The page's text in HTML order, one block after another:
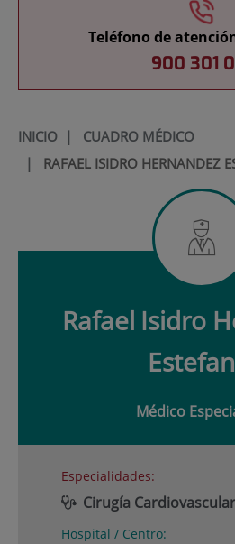
Teléfono de
900 301
INICIO| CUADRO MÉDICO
| RAFAEL ISIDRO HERNANDEZ
Rafael Isidro
Médico
Especialidades:
Cirugía Cardiovascular
Hospital / Centro: